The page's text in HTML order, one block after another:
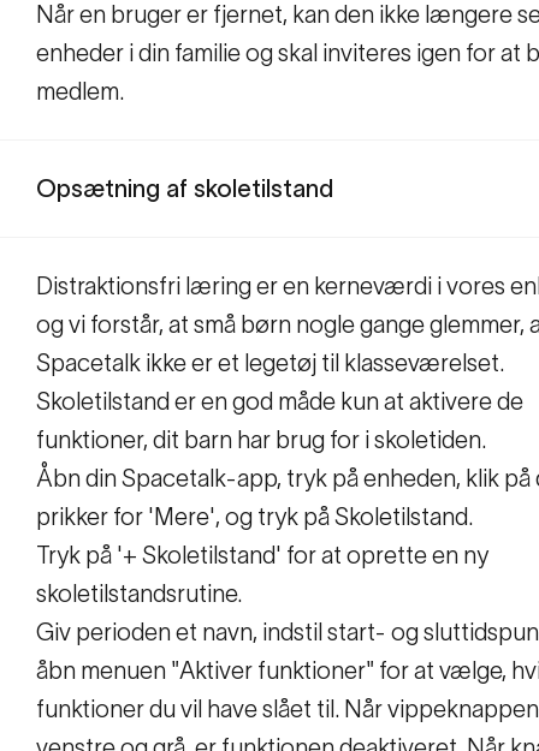
Når en bruger er fjernet, kan den ikke længere
enheder i din familie og skal inviteres igen for at
medlem.
Opsætning af skoletilstand
Distraktionsfri læring er en kerneværdi i vores
og vi forstår, at små børn nogle gange glemmer,
Spacetalk ikke er et legetøj til klasseværelset.
Skoletilstand er en god måde kun at aktivere de
funktioner, dit barn har brug for i skoletiden.
Åbn din Spacetalk-app, tryk på enheden, klik på
prikker for 'Mere', og tryk på Skoletilstand.
Tryk på '+ Skoletilstand' for at oprette en ny
skoletilstandsrutine.
Giv perioden et navn, indstil start- og
åbn menuen "Aktiver funktioner" for at vælge,
funktioner du vil have slået til. Når